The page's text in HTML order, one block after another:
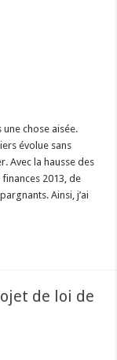
une chose aisée.
évolue sans
Avec la hausse des
2013, de
Ainsi, j’ai
de loi de